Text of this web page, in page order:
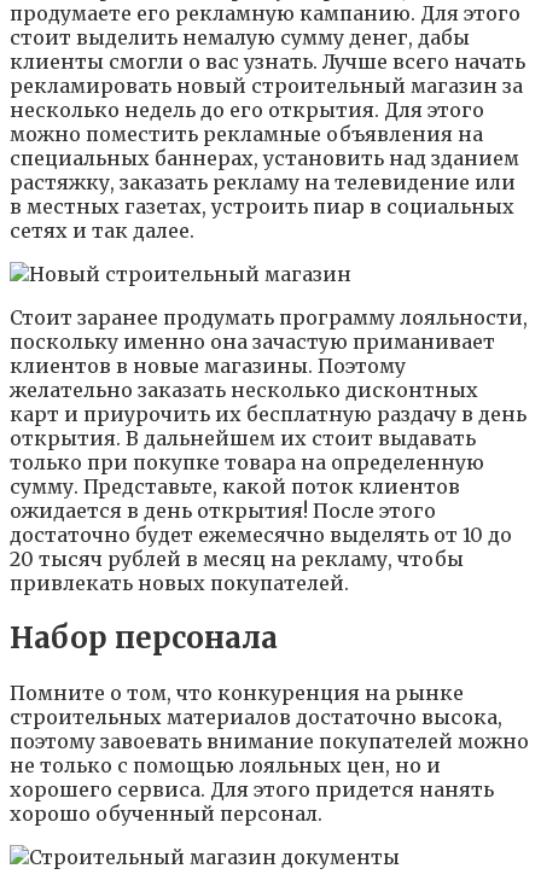
продумаете его рекламную кампанию. Для этого
стоит выделить немалую сумму денег, дабы
клиенты смогли о вас узнать. Лучше всего начать
рекламировать новый строительный магазин за
несколько недель до его открытия. Для этого
можно поместить рекламные объявления на
специальных баннерах, установить над зданием
растяжку, заказать рекламу на телевидение или
в местных газетах, устроить пиар в социальных
сетях и так далее.
Стоит заранее продумать программу лояльности,
поскольку именно она зачастую приманивает
клиентов в новые магазины. Поэтому
желательно заказать несколько дисконтных
карт и приурочить их бесплатную раздачу в день
открытия. В дальнейшем их стоит выдавать
только при покупке товара на определенную
сумму. Представьте, какой поток клиентов
ожидается в день открытия! После этого
достаточно будет ежемесячно выделять от 10 до
20 тысяч рублей в месяц на рекламу, чтобы
привлекать новых покупателей.
Набор персонала
Помните о том, что конкуренция на рынке
строительных материалов достаточно высока,
поэтому завоевать внимание покупателей можно
не только с помощью лояльных цен, но и
хорошего сервиса. Для этого придется нанять
хорошо обученный персонал.